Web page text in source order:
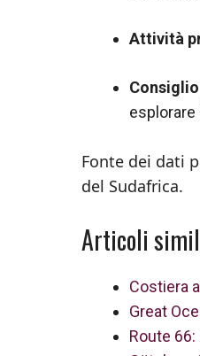
Attività
esplorare
Fonte dei dati
del Sudafrica.
Articoli
Costiera
Great
Route